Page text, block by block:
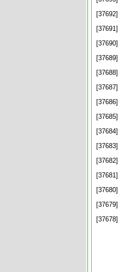
[37692]
[37691]
[37690]
[37689]
[37688]
[37687]
[37686]
[37685]
[37684]
[37683]
[37682]
[37681]
[37680]
[37679]
[37678]